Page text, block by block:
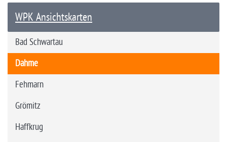
WPK Ansichtskarten
Bad Schwartau
Dahme
Fehmarn
Grömitz
Haffkrug